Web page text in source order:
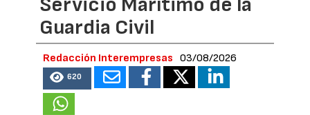
Guardia Civil
Redacción Interempresas 03/08/2026
620